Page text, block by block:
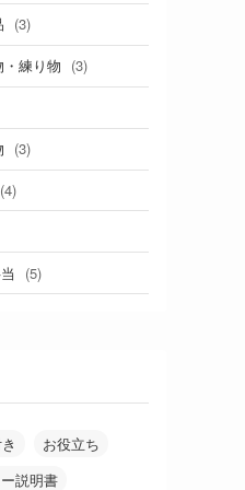
(3)
練り物 (3)
(3)
(4)
(5)
お役立ち
説明書